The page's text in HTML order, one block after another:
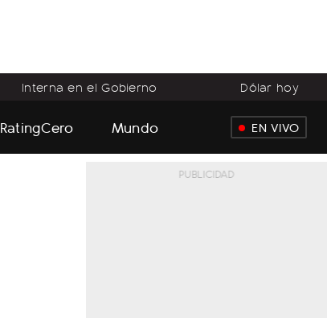
Interna en el Gobierno Dólar hoy
RatingCero Mundo EN VIVO